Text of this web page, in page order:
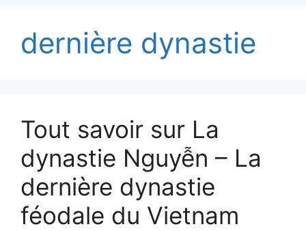
dernière dynastie
Tout savoir sur La
dynastie Nguyễn – La
dernière dynastie
féodale du Vietnam